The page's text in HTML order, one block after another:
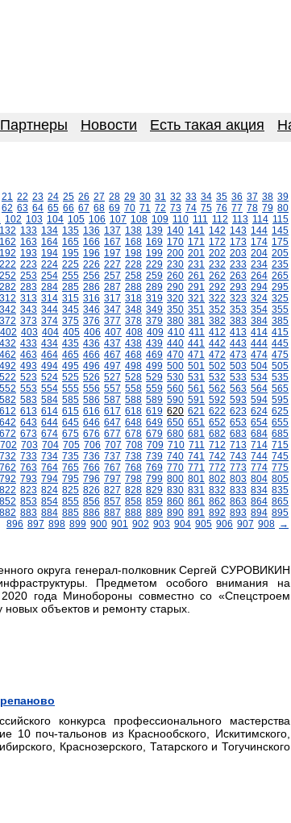
Партнеры Новости Есть такая акция
21 22 23 24 25 26 27 28 29 30 31 32 33 34 35 36 37 38 39
62 63 64 65 66 67 68 69 70 71 72 73 74 75 76 77 78 79 80
102 103 104 105 106 107 108 109 110 111 112 113 114 115
132 133 134 135 136 137 138 139 140 141 142 143 144 145
162 163 164 165 166 167 168 169 170 171 172 173 174 175
192 193 194 195 196 197 198 199 200 201 202 203 204 205
222 223 224 225 226 227 228 229 230 231 232 233 234 235
252 253 254 255 256 257 258 259 260 261 262 263 264 265
282 283 284 285 286 287 288 289 290 291 292 293 294 295
312 313 314 315 316 317 318 319 320 321 322 323 324 325
342 343 344 345 346 347 348 349 350 351 352 353 354 355
372 373 374 375 376 377 378 379 380 381 382 383 384 385
402 403 404 405 406 407 408 409 410 411 412 413 414 415
432 433 434 435 436 437 438 439 440 441 442 443 444 445
462 463 464 465 466 467 468 469 470 471 472 473 474 475
492 493 494 495 496 497 498 499 500 501 502 503 504 505
522 523 524 525 526 527 528 529 530 531 532 533 534 535
552 553 554 555 556 557 558 559 560 561 562 563 564 565
582 583 584 585 586 587 588 589 590 591 592 593 594 595
612 613 614 615 616 617 618 619 620 621 622 623 624 625
642 643 644 645 646 647 648 649 650 651 652 653 654 655
672 673 674 675 676 677 678 679 680 681 682 683 684 685
702 703 704 705 706 707 708 709 710 711 712 713 714 715
732 733 734 735 736 737 738 739 740 741 742 743 744 745
762 763 764 765 766 767 768 769 770 771 772 773 774 775
792 793 794 795 796 797 798 799 800 801 802 803 804 805
822 823 824 825 826 827 828 829 830 831 832 833 834 835
852 853 854 855 856 857 858 859 860 861 862 863 864 865
882 883 884 885 886 887 888 889 890 891 892 893 894 895
896 897 898 899 900 901 902 903 904 905 906 907 908 →
округа генерал-полковник Сергей СУРОВИКИН
Предметом особого внимания на
года Минобороны совместно со «Спецстроем
объектов и ремонту старых.
конкурса профессионального мастерства
10 поч-тальонов из Краснообского, Искитимского,
Краснозерского, Татарского и Тогучинского